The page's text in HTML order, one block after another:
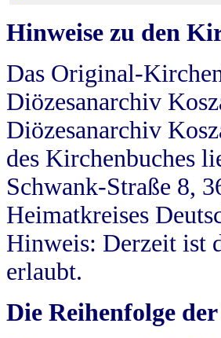
Hinweise zu den
Das Original-
Diözesanarchiv
Diözesanarchiv
des Kirchenbuches
Schwank-Straße 8,
Heimatkreises
Hinweis: Derzeit ist
erlaubt.
Die Reihenfolge